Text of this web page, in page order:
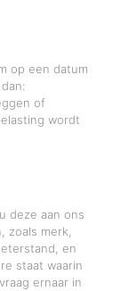
op een datum
of
wordt
deze aan ons
zoals merk,
en
staat waarin
ernaar in